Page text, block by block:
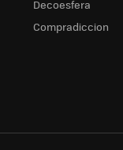
Decoesfera
Compradiccion